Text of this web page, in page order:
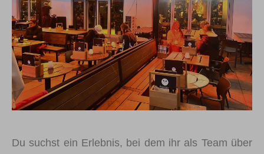
Du suchst ein Erlebnis, bei dem ihr als Team über